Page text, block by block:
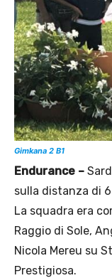
Gimkana 2 B1
Endurance –
sulla distanza di 6
La squadra era
Raggio di Sole,
Nicola Mereu su
Prestigiosa.